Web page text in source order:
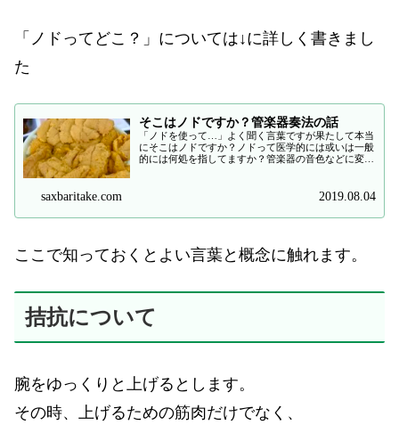
「ノドってどこ？」については↓に詳しく書きまし
た
そこはノドですか？管楽器奏法の話
「ノドを使って…」よく聞く言葉ですが果たして本当
にそこはノドですか？ノドって医学的には或いは一般
的には何処を指してますか？管楽器の音色などに変化
saxbaritake.com 2019.08.04
ここで知っておくとよい言葉と概念に触れます。
拮抗について
腕をゆっくりと上げるとします。
その時、上げるための筋肉だけでなく、